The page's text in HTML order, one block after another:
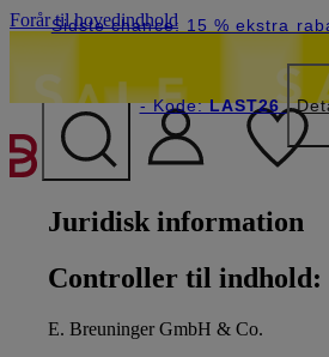
Forår til hovedindhold
Sidste chance: 15 % ekstra
- Kode:LAST26
Juridisk information
Controller til indhold:
E. Breuninger GmbH & Co.